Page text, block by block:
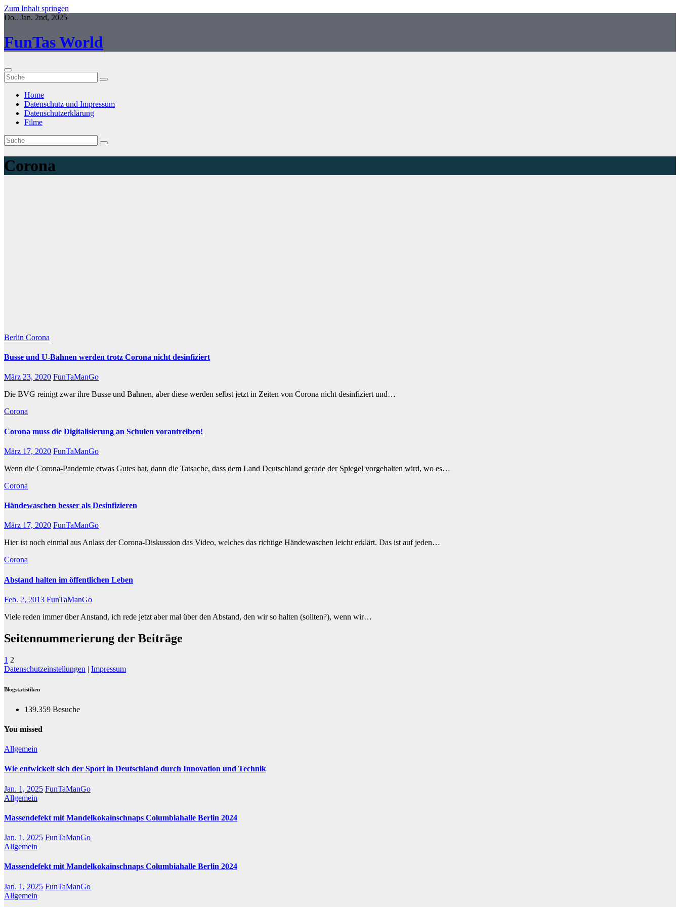
Zum Inhalt springen
Do.. Jan. 2nd, 2025
FunTas World
Home
Datenschutz und Impressum
Datenschutzerklärung
Filme
Corona
Berlin Corona
Busse und U-Bahnen werden trotz Corona nicht desinfiziert
März 23, 2020 FunTaManGo
Die BVG reinigt zwar ihre Busse und Bahnen, aber diese werden selbst jetzt in Zeiten von Corona nicht desinfiziert und…
Corona
Corona muss die Digitalisierung an Schulen vorantreiben!
März 17, 2020 FunTaManGo
Wenn die Corona-Pandemie etwas Gutes hat, dann die Tatsache, dass dem Land Deutschland gerade der Spiegel vorgehalten wird, wo es…
Corona
Händewaschen besser als Desinfizieren
März 17, 2020 FunTaManGo
Hier ist noch einmal aus Anlass der Corona-Diskussion das Video, welches das richtige Händewaschen leicht erklärt. Das ist auf jeden…
Corona
Abstand halten im öffentlichen Leben
Feb. 2, 2013 FunTaManGo
Viele reden immer über Anstand, ich rede jetzt aber mal über den Abstand, den wir so halten (sollten?), wenn wir…
Seitennummerierung der Beiträge
1 2
Datenschutzeinstellungen | Impressum
Blogstatistiken
139.359 Besuche
You missed
Allgemein
Wie entwickelt sich der Sport in Deutschland durch Innovation und Technik
Jan. 1, 2025 FunTaManGo
Allgemein
Massendefekt mit Mandelkokainschnaps Columbiahalle Berlin 2024
Jan. 1, 2025 FunTaManGo
Allgemein
Massendefekt mit Mandelkokainschnaps Columbiahalle Berlin 2024
Jan. 1, 2025 FunTaManGo
Allgemein